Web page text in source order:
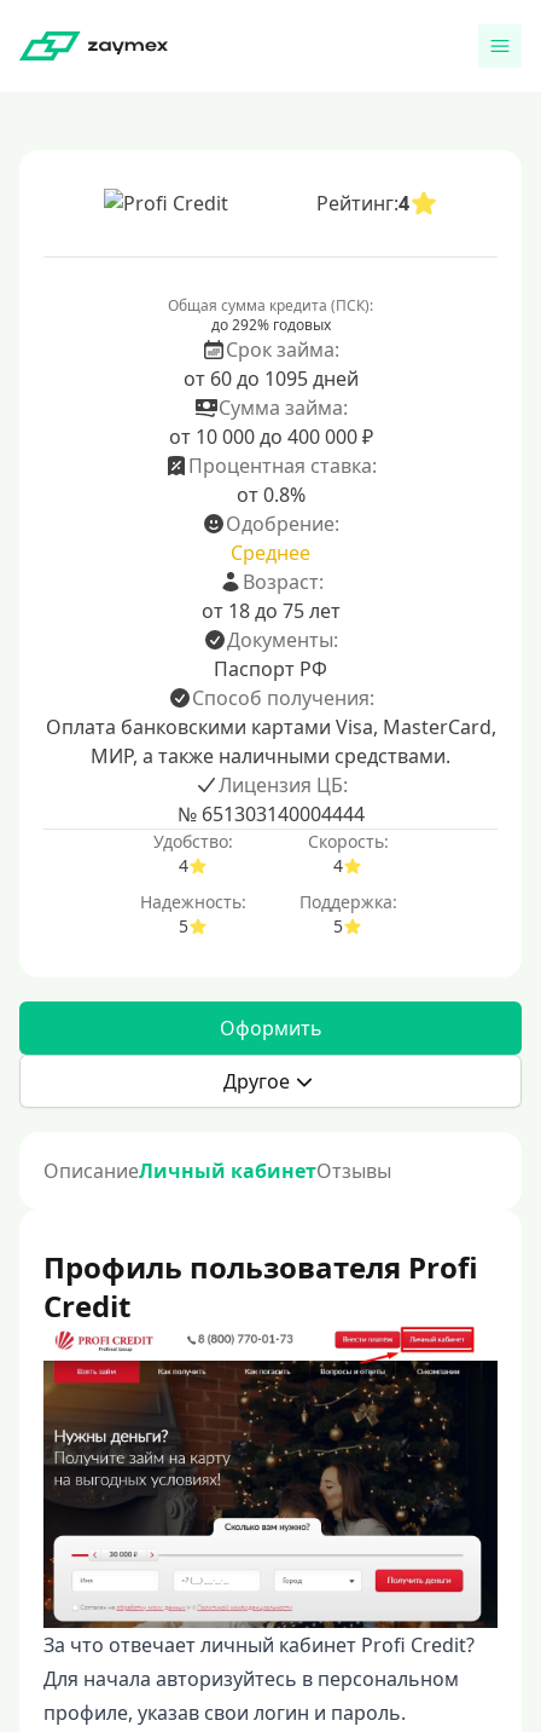
Рейтинг:4
Общая сумма кредита (ПСК):
до 292% годовых
Срок займа:
от 60 до 1095 дней
Сумма займа:
от 10 000 до 400 000 ₽
Процентная ставка:
от 0.8%
Одобрение:
Среднее
Возраст:
от 18 до 75 лет
Документы:
Паспорт РФ
Способ получения:
Оплата банковскими картами Visa, MasterCard,
МИР, а также наличными средствами.
Лицензия ЦБ:
№ 651303140004444
Удобство:
4
Скорость:
4
Надежность:
5
Поддержка:
5
Оформить
Другое
ОписаниеЛичный кабинетОтзывы
Профиль пользователя Profi
Credit
За что отвечает личный кабинет Profi Credit?
Для начала авторизуйтесь в персональном
профиле, указав свои логин и пароль.